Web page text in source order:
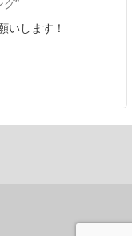
いします！